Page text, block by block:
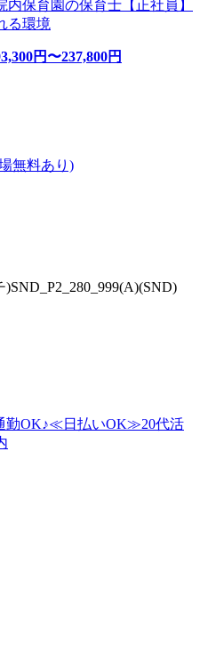
保育園の保育士【正社員】
る環境
円〜237,800円
無料あり)
勤OK♪≪日払いOK≫20代活